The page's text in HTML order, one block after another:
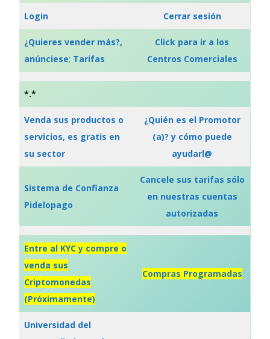
Login Cerrar sesión
¿Quieres vender más?,
anúnciese; Tarifas
Click para ir a los
Centros Comerciales
*.*
Venda sus productos o
servicios, es gratis en
su sector
¿Quién es el Promotor
(a)? y cómo puede
ayudarl@
Sistema de Confianza
Pidelopago
Cancele sus tarifas sólo
en nuestras cuentas
autorizadas
Entre al KYC y compre o
venda sus
Criptomonedas
(Próximamente)
Compras Programadas
Universidad del